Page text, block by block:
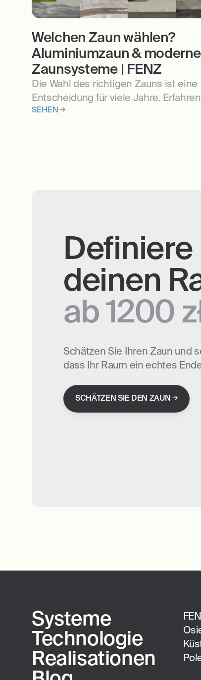
Welchen Zaun wählen?
Aluminiumzaun & moderne
Zaunsysteme | FENZ
Die Wahl des richtigen Zauns ist eine
Entscheidung für viele Jahre.
welcher Zaun am besten zu Ihrem
SEHEN
Definiere
deinen
ab 1200
Schätzen Sie Ihren Zaun und
dass Ihr Raum ein echtes
SCHÄTZEN SIE DEN ZAUN →
Systeme
Technologie
Realisationen